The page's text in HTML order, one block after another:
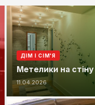
ДІМ І СІМ'Я
Метелики на стіну
11.04.2026